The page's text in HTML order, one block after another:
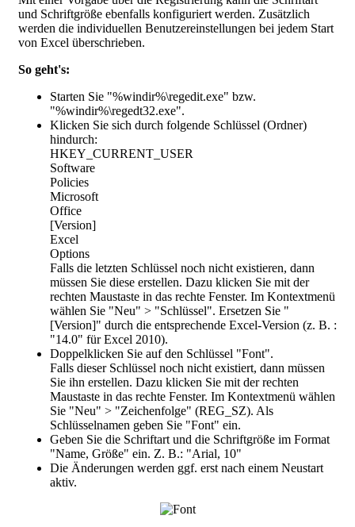
und Schriftgröße ebenfalls konfiguriert werden. Zusätzlich
werden die individuellen Benutzereinstellungen bei jedem Start
von Excel überschrieben.
So geht's:
Starten Sie "%windir%\regedit.exe" bzw.
"%windir%\regedt32.exe".
Klicken Sie sich durch folgende Schlüssel (Ordner)
hindurch:
HKEY_CURRENT_USER
Software
Policies
Microsoft
Office
[Version]
Excel
Options
Falls die letzten Schlüssel noch nicht existieren, dann
müssen Sie diese erstellen. Dazu klicken Sie mit der
rechten Maustaste in das rechte Fenster. Im Kontextmenü
wählen Sie "Neu" > "Schlüssel". Ersetzen Sie "
[Version]" durch die entsprechende Excel-Version (z. B. :
"14.0" für Excel 2010).
Doppelklicken Sie auf den Schlüssel "Font".
Falls dieser Schlüssel noch nicht existiert, dann müssen
Sie ihn erstellen. Dazu klicken Sie mit der rechten
Maustaste in das rechte Fenster. Im Kontextmenü wählen
Sie "Neu" > "Zeichenfolge" (REG_SZ). Als
Schlüsselnamen geben Sie "Font" ein.
Geben Sie die Schriftart und die Schriftgröße im Format
"Name, Größe" ein. Z. B.: "Arial, 10"
Die Änderungen werden ggf. erst nach einem Neustart
aktiv.